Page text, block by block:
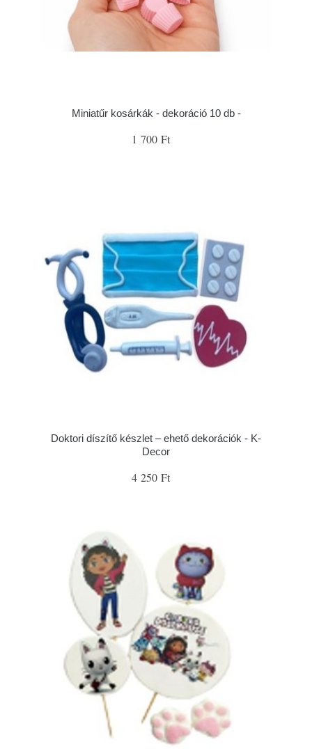
Miniatűr kosárkák - dekoráció 10 db -
1 700 Ft
Doktori díszítő készlet – ehető dekorációk - K-
Decor
4 250 Ft